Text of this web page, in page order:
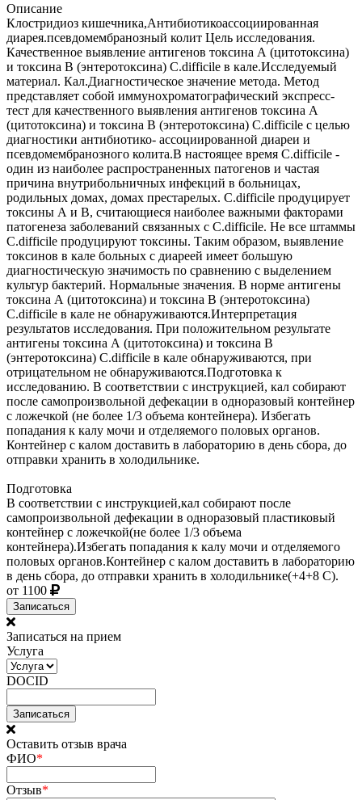
Описание
Клостридиоз кишечника,Антибиотикоассоциированная
диарея.псевдомембранозный колит Цель исследования.
Качественное выявление антигенов токсина А (цитотоксина)
и токсина В (энтеротоксина) C.difficile в кале.Исследуемый
материал. Кал.Диагностическое значение метода. Метод
представляет собой иммунохроматографический экспресс-
тест для качественного выявления антигенов токсина А
(цитотоксина) и токсина В (энтеротоксина) C.difficile с целью
диагностики антибиотико- ассоциированной диареи и
псевдомембранозного колита.В настоящее время C.difficile -
один из наиболее распространенных патогенов и частая
причина внутрибольничных инфекций в больницах,
родильных домах, домах престарелых. C.difficile продуцирует
токсины А и В, считающиеся наиболее важными факторами
патогенеза заболеваний связанных с C.difficile. Не все штаммы
C.difficile продуцируют токсины. Таким образом, выявление
токсинов в кале больных с диареей имеет большую
диагностическую значимость по сравнению с выделением
культур бактерий. Нормальные значения. В норме антигены
токсина А (цитотоксина) и токсина В (энтеротоксина)
C.difficile в кале не обнаруживаются.Интерпретация
результатов исследования. При положительном результате
антигены токсина А (цитотоксина) и токсина В
(энтеротоксина) C.difficile в кале обнаруживаются, при
отрицательном не обнаруживаются.Подготовка к
исследованию. В соответствии с инструкцией, кал собирают
после самопроизвольной дефекации в одноразовый контейнер
с ложечкой (не более 1/3 объема контейнера). Избегать
попадания к калу мочи и отделяемого половых органов.
Контейнер с калом доставить в лабораторию в день сбора, до
отправки хранить в холодильнике.
Подготовка
В соответствии с инструкцией,кал собирают после
самопроизвольной дефекации в одноразовый пластиковый
контейнер с ложечкой(не более 1/3 объема
контейнера).Избегать попадания к калу мочи и отделяемого
половых органов.Контейнер с калом доставить в лабораторию
в день сбора, до отправки хранить в холодильнике(+4+8 С).
от 1100
Записаться
Записаться на прием
Услуга
DOCID
Оставить отзыв врача
ФИО*
Отзыв*